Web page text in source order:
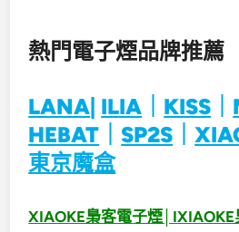
熱門電子煙品牌推薦
LANA ILIA KISS
HEBAT ｜SP2S ｜
東京魔盒
XIAOKE梟客電子煙